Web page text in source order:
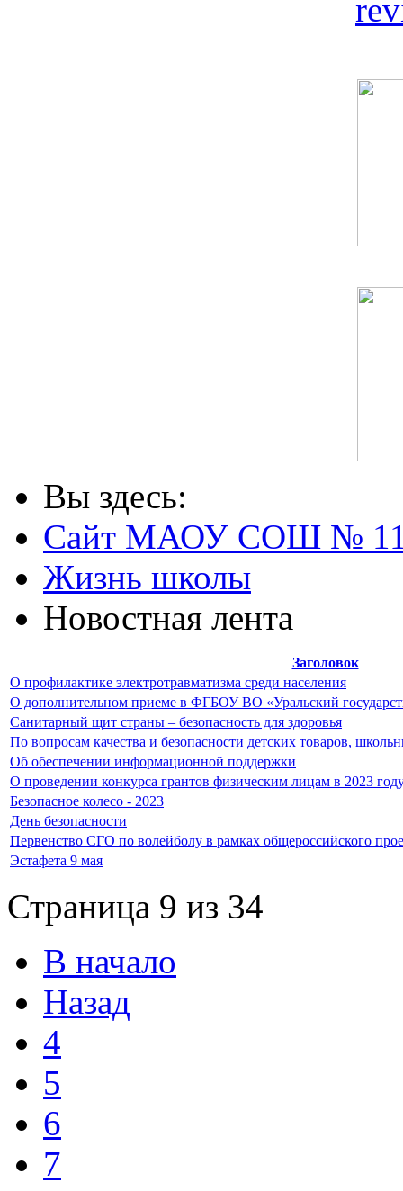
Вы здесь:
Сайт МАОУ СОШ №
Жизнь школы
Новостная лента
Заголовок
О профилактике электротравматизма среди населения
О дополнительном приеме в ФГБОУ ВО «Уральский
Санитарный щит страны – безопасность для здоровья
По вопросам качества и безопасности детских товаров,
Об обеспечении информационной поддержки
О проведении конкурса грантов физическим лицам в 2023
Безопасное колесо - 2023
День безопасности
Первенство СГО по волейболу в рамках общероссийского
Эстафета 9 мая
Страница 9 из 34
В начало
Назад
4
5
6
7